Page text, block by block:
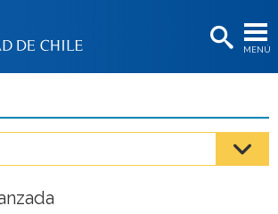
MENÚ
BIBLIOTECAS
Estudiantes
Académicas/os